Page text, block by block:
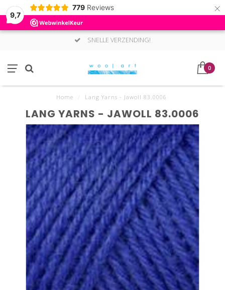
9,7
779 Reviews ×
SNELLE VERZENDING!
0
Home Lang Yarns - Jawoll 83.0006
LANG YARNS - JAWOLL 83.0006